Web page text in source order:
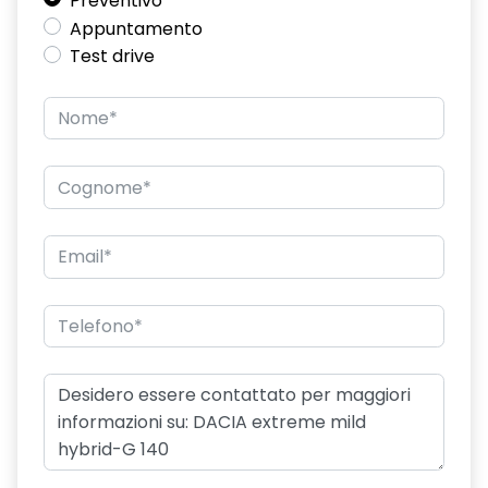
Emergency call soggetto alla disponibilità di rete
compatibile 2G/3G o 4G/5G in base al veicolo
Freno di stazionamento elettrico
Gestione intelligente dei consumi
HARM07
Kit gonfiaggio pneumatici
Nuovo Media Nav Live navigazione connessa con traffico in
tempo reale + 3D Arkamys®
60/40
Pneumatici estivi
Retrovisori esterni in tinta rame
Appuntamento
Test drive